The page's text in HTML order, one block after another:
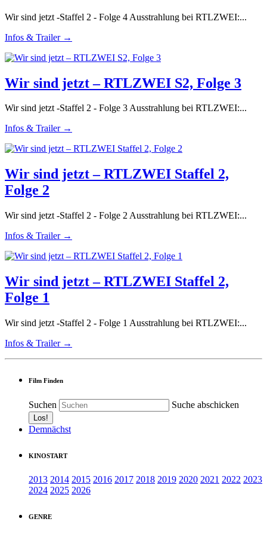
Wir sind jetzt -Staffel 2 - Folge 4 Ausstrahlung bei RTLZWEI:...
Infos & Trailer →
Wir sind jetzt – RTLZWEI S2, Folge 3
Wir sind jetzt -Staffel 2 - Folge 3 Ausstrahlung bei RTLZWEI:...
Infos & Trailer →
Wir sind jetzt – RTLZWEI Staffel 2,
Folge 2
Wir sind jetzt -Staffel 2 - Folge 2 Ausstrahlung bei RTLZWEI:...
Infos & Trailer →
Wir sind jetzt – RTLZWEI Staffel 2,
Folge 1
Wir sind jetzt -Staffel 2 - Folge 1 Ausstrahlung bei RTLZWEI:...
Infos & Trailer →
Film Finden
Suchen Suche abschicken
Demnächst
KINOSTART
2013 2014 2015 2016 2017 2018 2019 2020 2021 2022 2023
2024 2025 2026
GENRE